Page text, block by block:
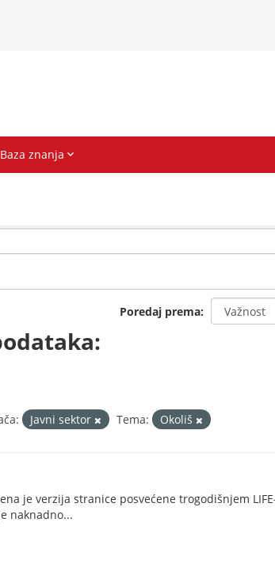
Poredaj prema
Javni sektor Tema: Okoliš
je verzija stranice posvećene trogodišnjem
naknadno...